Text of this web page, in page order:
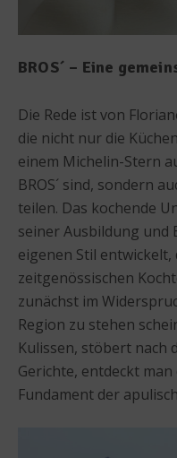
BROS´ – Eine
Die Rede ist von
die nicht nur die
einem Michelin-Stern
BROS´ sind, sondern
teilen. Das kochende
seiner Ausbildung und
eigenen Stil
zeitgenössischen
zunächst im
Region zu stehen
Kulissen, stöbert nach
Gerichte, entdeckt
Fundament der